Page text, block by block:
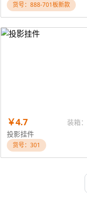
货号：888-701板新款
￥4.7
装箱
投影挂件
货号：301